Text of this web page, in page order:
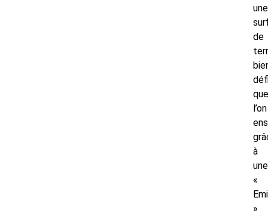
une
de
que
l’on
à
une
«
»